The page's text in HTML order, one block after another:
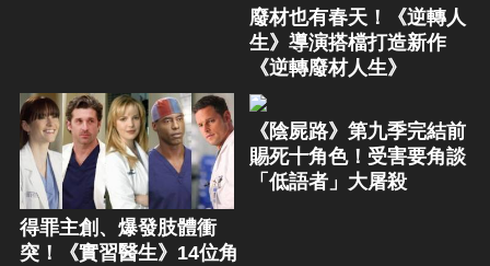
廢材也有春天！《逆轉人
生》導演搭檔打造新作
《逆轉廢材人生》
得罪主創、爆發肢體衝
突！《實習醫生》14位角
《陰屍路》第九季完結前
賜死十角色！受害要角談
「低語者」大屠殺